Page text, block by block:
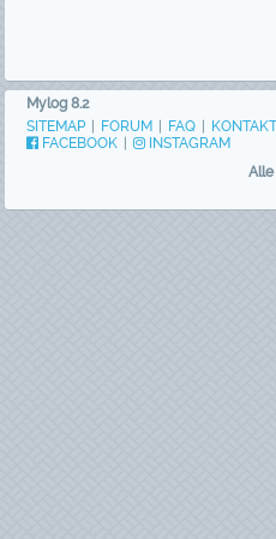
Mylog 8.2
SITEMAP
FORUM FAQ
FACEBOOK
INSTAGRAM